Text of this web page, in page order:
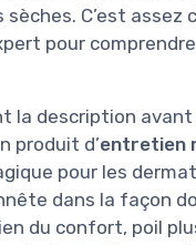
C’est assez
pour
la description avant
produit d’entretien
pour les
dans la façon
du confort, poil